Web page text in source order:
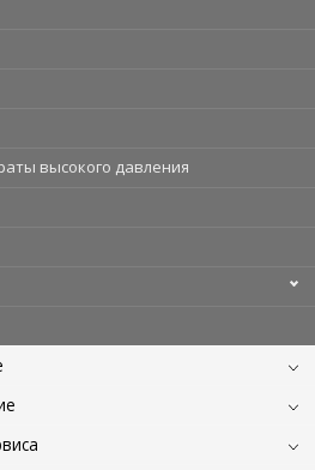
высокого давления